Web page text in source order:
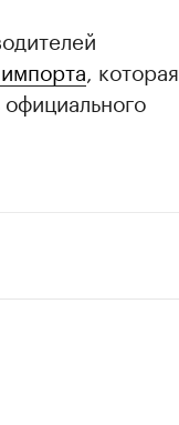
, которая